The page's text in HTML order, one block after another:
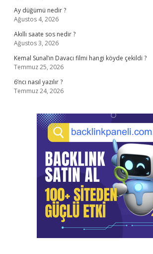
Ay düğümü nedir ?
Ağustos 4, 2026
Akıllı saate sos nedir ?
Ağustos 3, 2026
Kemal Sunal’ın Davacı filmi hangi köyde çekildi ?
Temmuz 25, 2026
6’ncı nasıl yazılır ?
Temmuz 24, 2026